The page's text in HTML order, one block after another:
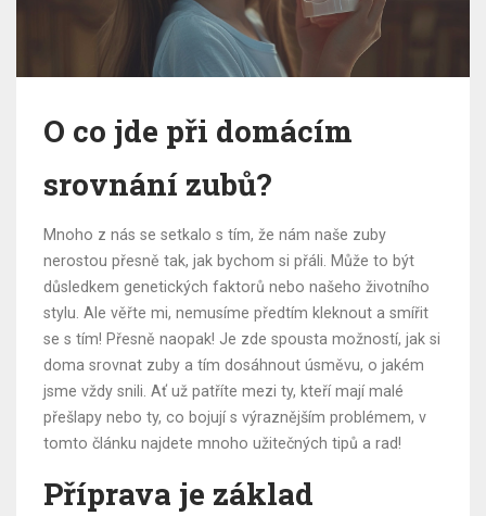
O co jde při domácím
srovnání zubů?
Mnoho z nás se setkalo s tím, že nám naše zuby
nerostou přesně tak, jak bychom si přáli. Může to být
důsledkem genetických faktorů nebo našeho životního
stylu. Ale věřte mi, nemusíme předtím kleknout a smířit
se s tím! Přesně naopak! Je zde spousta možností, jak si
doma srovnat zuby a tím dosáhnout úsměvu, o jakém
jsme vždy snili. Ať už patříte mezi ty, kteří mají malé
přešlapy nebo ty, co bojují s výraznějším problémem, v
tomto článku najdete mnoho užitečných tipů a rad!
Příprava je základ